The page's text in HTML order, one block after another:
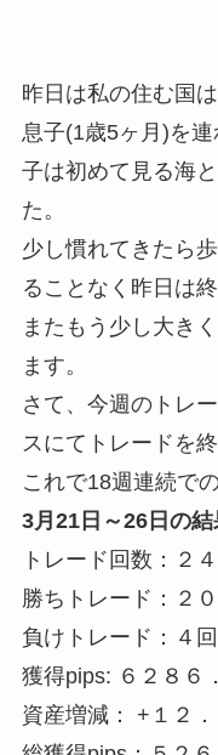
昨日は私の住む国
息子(1歳5ヶ月)を
子は初めて見る海
た。
少し慣れてきたら
ることなく昨日は終
またもう少し大き
ます。
さて、今週のトレ
スにてトレードを
これで18週連続で
3月21日～26日の結
トレード回数：２
勝ちトレード：２
負けトレード：４回
獲得pips: ６２８６
資産増減： +１２